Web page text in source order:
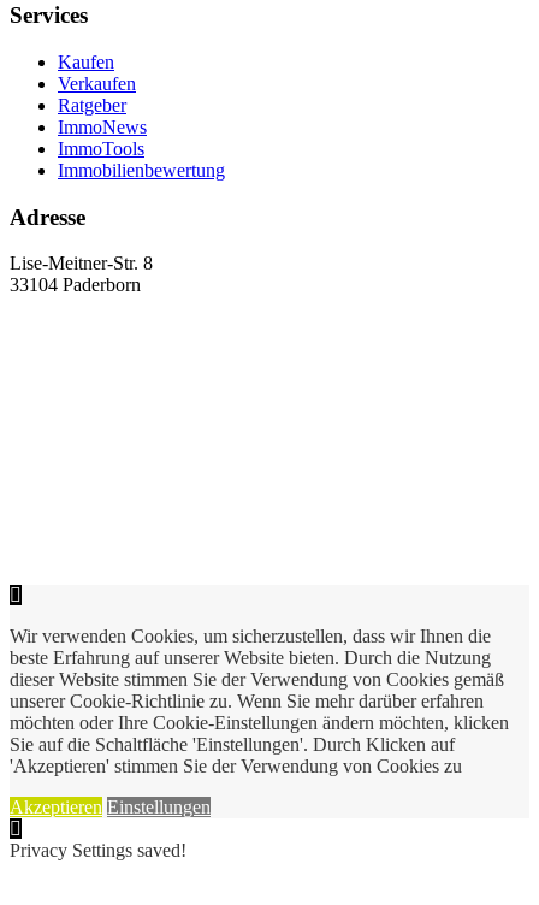
Services
Kaufen
Verkaufen
Ratgeber
ImmoNews
ImmoTools
Immobilienbewertung
Adresse
Lise-Meitner-Str. 8
33104 Paderborn
Wir verwenden Cookies, um sicherzustellen, dass wir Ihnen die
beste Erfahrung auf unserer Website bieten. Durch die Nutzung
dieser Website stimmen Sie der Verwendung von Cookies gemäß
unserer Cookie-Richtlinie zu. Wenn Sie mehr darüber erfahren
möchten oder Ihre Cookie-Einstellungen ändern möchten, klicken
Sie auf die Schaltfläche 'Einstellungen'. Durch Klicken auf
'Akzeptieren' stimmen Sie der Verwendung von Cookies zu
Akzeptieren Einstellungen
Privacy Settings saved!